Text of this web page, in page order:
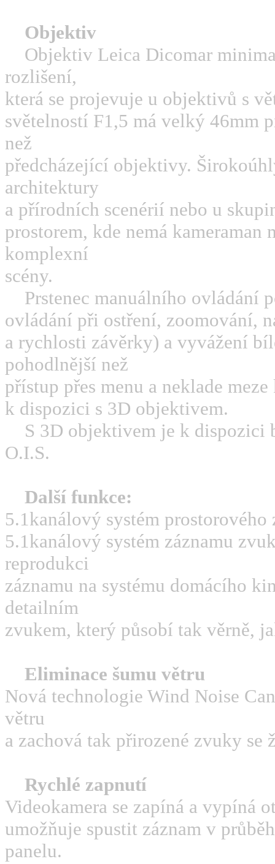
Objektiv
Objektiv Leica Dicomar
rozlišení,
která se projevuje u objektivů s
světelností F1,5 má velký 46mm
než
předcházející objektivy.
architektury
a přírodních scenérií nebo u
prostorem, kde nemá kameraman
komplexní
scény.
Prstenec manuálního ovládání
ovládání při ostření, zoomování,
a rychlosti závěrky) a vyvážení
pohodlnější než
přístup přes menu a neklade
k dispozici s 3D objektivem.
S 3D objektivem je k dispozici
O.I.S.
Další funkce:
5.1kanálový systém
5.1kanálový systém záznamu
reprodukci
záznamu na systému domácího
detailním
zvukem, který působí tak věrně,
Eliminace šumu větru
Nová technologie Wind Noise
větru
a zachová tak přirozené zvuky se
Rychlé zapnutí
Videokamera se zapíná a vypíná
umožňuje spustit záznam v
panelu.